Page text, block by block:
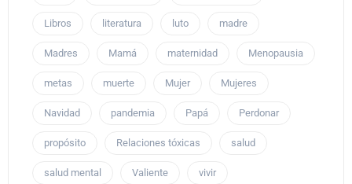
Libros literatura luto madre
Madres Mamá maternidad Menopausia
metas muerte Mujer Mujeres
Navidad pandemia Papá Perdonar
propósito Relaciones tóxicas salud
salud mental Valiente vivir